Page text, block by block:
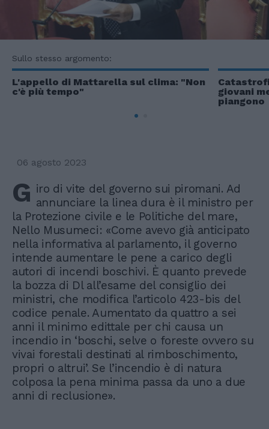
Sullo stesso argomento:
L'appello di Mattarella sul clima: "Non
c'è più tempo"
giovani
piangono
06 agosto 2023
G iro di vite del governo sui piromani. Ad
annunciare la linea dura è il ministro per
la Protezione civile e le Politiche del mare,
Nello Musumeci: «Come avevo già anticipato
nella informativa al parlamento, il governo
intende aumentare le pene a carico degli
autori di incendi boschivi. È quanto prevede
la bozza di Dl all’esame del consiglio dei
ministri, che modifica l’articolo 423-bis del
codice penale. Aumentato da quattro a sei
anni il minimo edittale per chi causa un
incendio in ‘boschi, selve o foreste ovvero su
vivai forestali destinati al rimboschimento,
propri o altrui’. Se l’incendio è di natura
colposa la pena minima passa da uno a due
anni di reclusione».